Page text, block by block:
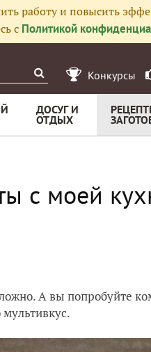
работу и повысить
с Политикой
Конкурсы
ДОСУГ И
ОТДЫХ
с моей
А вы попробуйте
мультивкус.